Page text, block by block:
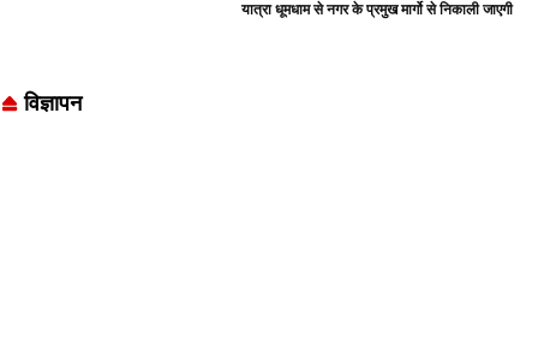
यात्रा धूमधाम से नगर के प्रमुख मार्गो से निकाली जाएगी
विज्ञापन